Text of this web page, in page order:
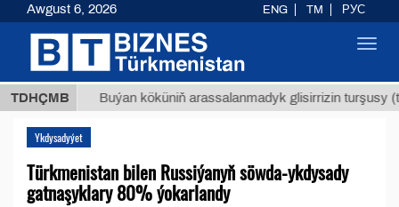
TDHÇMBBuýan köküniň arassalanmadyk glisirrizin turşusy (t.)
Ykdysadyýet
Türkmenistan bilen Russiýanyň söwda-ykdysady
gatnaşyklary 80% ýokarlandy
Awgust 6, 2026 ENG TM РУС